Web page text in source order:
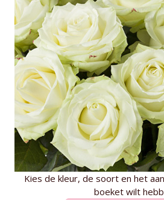
Kies de kleur, de soort en het
boeket wilt